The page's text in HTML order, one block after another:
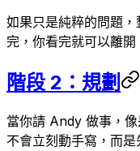
如果只是純粹的問題
完，你看完就可以離開
階段 2：規劃
當你請 Andy 做事，
不會立刻動手寫，而